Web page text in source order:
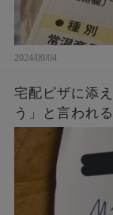
2024/09/04
宅配ピザに添
う」と言われ